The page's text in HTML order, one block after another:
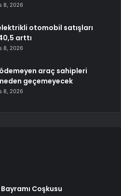
8, 2026
otomobil satışları
arttı
8, 2026
araç sahipleri
geçemeyecek
8, 2026
Coşkusu